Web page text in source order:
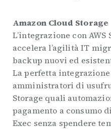
Amazon Cloud Storage
L’integrazione con AWS
accelera l’agilità IT
backup nuovi ed
La perfetta
amministratori di
Storage quali
pagamento a consumo
Exec senza spendere